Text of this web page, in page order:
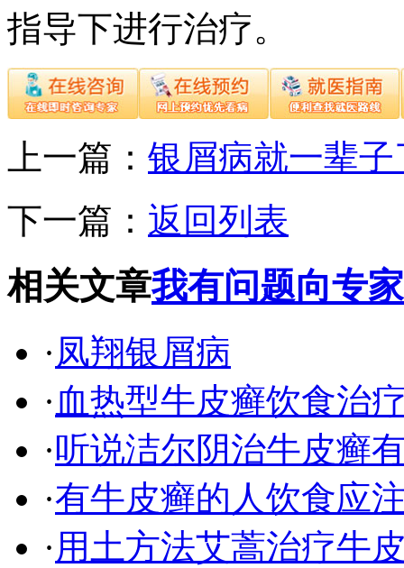
指导下进行治疗。
上一篇： 银屑病就一辈子
下一篇： 返回列表
相关文章我有问题向专
·凤翔银屑病
· 血热型牛皮癣饮食治
·听说洁尔阴治牛皮癣
·有牛皮癣的人饮食应
·用土方法艾蒿治疗牛